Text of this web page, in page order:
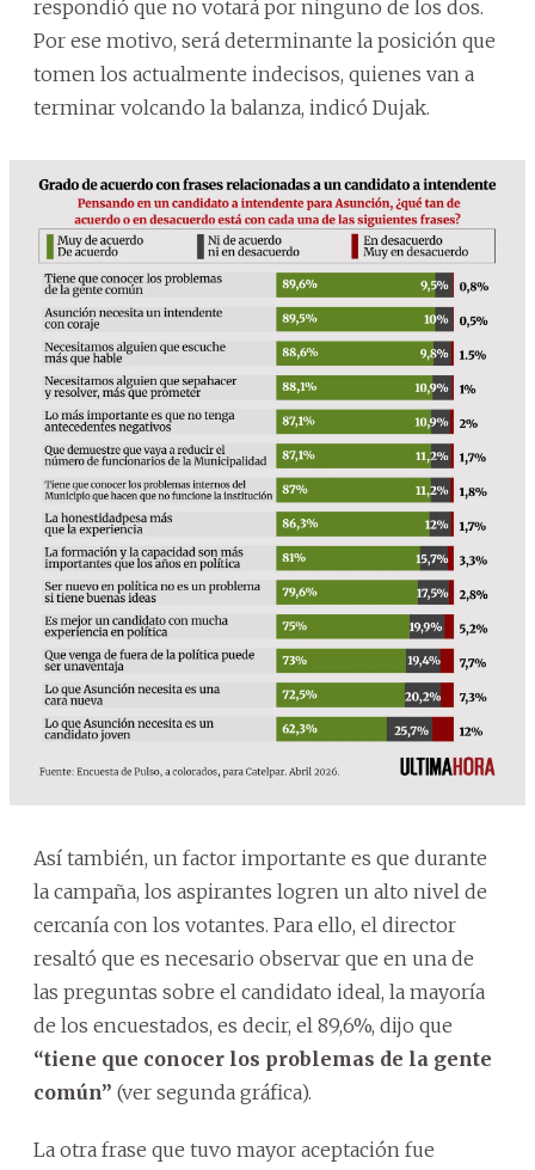
respondió que no votará por ninguno de los dos.
Por ese motivo, será determinante la posición que
tomen los actualmente indecisos, quienes van a
terminar volcando la balanza, indicó Dujak.
Así también, un factor importante es que durante
la campaña, los aspirantes logren un alto nivel de
cercanía con los votantes. Para ello, el director
resaltó que es necesario observar que en una de
las preguntas sobre el candidato ideal, la mayoría
de los encuestados, es decir, el 89,6%, dijo que
“tiene que conocer los problemas de la gente
común” (ver segunda gráfica).
La otra frase que tuvo mayor aceptación fue